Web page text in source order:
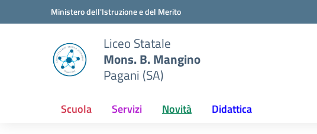
Vai ai contenuti
Vai al menu di navigazioneMinistero dell'Istruzione e del Merito
Liceo Statale
Mons. B. Mangino
Pagani (SA)
Scuola Servizi Novità Didattica